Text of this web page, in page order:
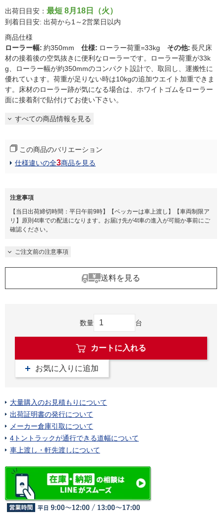
出荷日目安： 最短 8月18日（火）
到着日目安: 出荷から1～2営業日以内
商品仕様
ローラー幅: 約350mm 仕様: ローラー荷重=33kg その他: 長尺床
材の接着後の空気抜きに便利なローラーです。ローラー荷重が33k
g、ローラー幅が約350mmのコンパクト設計で、取回し、運搬性に
優れています。荷重が足りない時は10kgの追加ウエイト加重できま
す。床材のローラー跡が気になる場合は、ホワイトゴムをローラー
面に接着剤で貼付けてお使い下さい。
すべての商品情報を見る
この商品のバリエーション
仕様違いの全3商品を見る
注意事項
【当日出荷締切時間：平日午前9時】【ベッカーは車上渡し】【車両制限ア
リ】原則4t車での配送になります。お届け先が4t車の進入が可能か事前にご
確認ください​。
ご注文前の注意事項
送料を見る
数量 台
カートに入れる
お気に入りに追加
大量購入のお見積もりについて
出荷証明書の発行について
メーカー倉庫引取について
4トントラックが通行できる道幅について
車上渡し・軒先渡しについて